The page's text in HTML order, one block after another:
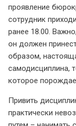
проявление
сотрудник
ранее 18.00.
он должен
образом,
самодисциплина,
которое
Привить
практически